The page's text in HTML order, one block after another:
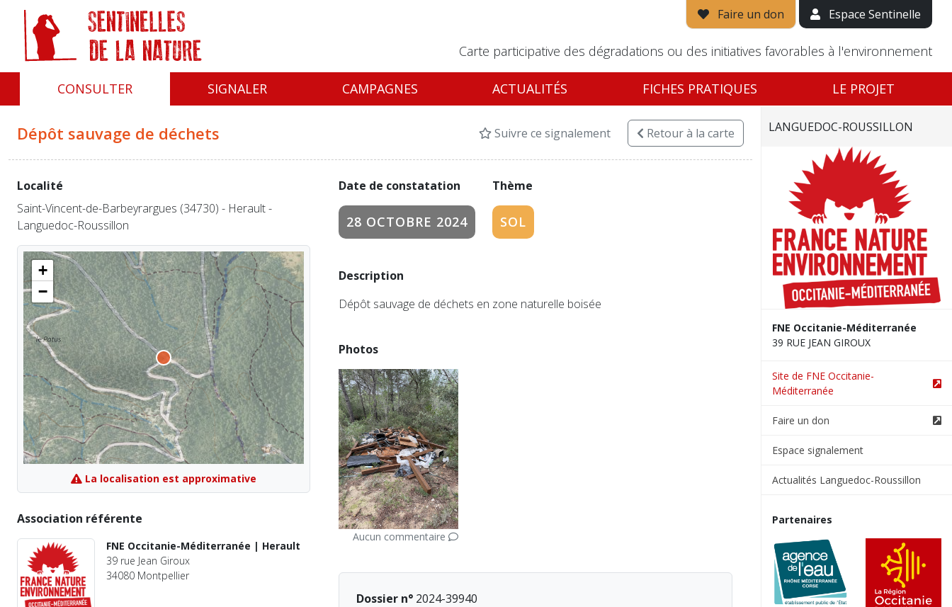
Faire un don Espace Sentinelle
Carte participative des dégradations ou des initiatives favorables à l'environnement
CONSULTER SIGNALER CAMPAGNES ACTUALITÉS FICHES PRATIQUES LE PROJET
Dépôt sauvage de déchets Suivre ce signalement Retourà la carte
Date de constatation
28 OCTOBRE 2024
Thème
SOL
Description
Dépôt sauvage de déchets en zone naturelle boisée
Photos
Aucun commentaire
Dossier n°2024-39940
Localité
Saint-Vincent-de-Barbeyrargues (34730) - Herault -
Languedoc-Roussillon
+
−
La localisation est approximative
Association référente
FNE Occitanie-Méditerranée | Herault
39 rue Jean Giroux
34080 Montpellier
LANGUEDOC-ROUSSILLON
FNE Occitanie-Méditerranée
39 RUE JEAN GIROUX
Site de FNE Occitanie-
Méditerranée
Faire un don
Espace signalement
Actualités Languedoc-Roussillon
Partenaires
Panneau de gestion des cookies